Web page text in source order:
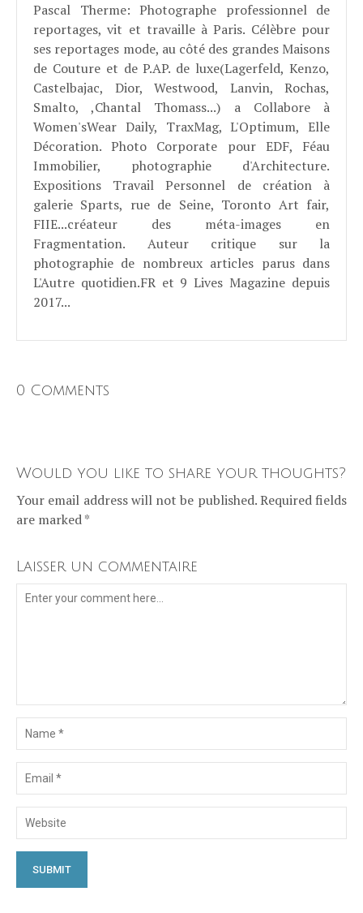
Pascal Therme: Photographe professionnel de
reportages, vit et travaille à Paris. Célèbre pour
ses reportages mode, au côté des grandes Maisons
de Couture et de P.AP. de luxe(Lagerfeld, Kenzo,
Castelbajac, Dior, Westwood, Lanvin, Rochas,
Smalto, ,Chantal Thomass...) a Collabore à
Women'sWear Daily, TraxMag, L'Optimum, Elle
Décoration. Photo Corporate pour EDF, Féau
Immobilier, photographie d'Architecture.
Expositions Travail Personnel de création à
galerie Sparts, rue de Seine, Toronto Art fair,
FIIE...créateur des méta-images en
Fragmentation. Auteur critique sur la
photographie de nombreux articles parus dans
L'Autre quotidien.FR et 9 Lives Magazine depuis
2017...
0 Comments
Would you like to share your thoughts?
Your email address will not be published. Required fields
are marked *
Laisser un commentaire